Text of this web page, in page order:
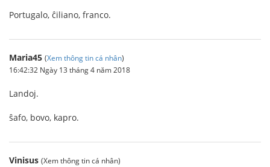
Portugalo, ĉiliano, franco.
Maria45 (Xem thông tin cá nhân)
16:42:32 Ngày 13 tháng 4 năm 2018
Landoj.
ŝafo, bovo, kapro.
Vinisus (Xem thông tin cá nhân)